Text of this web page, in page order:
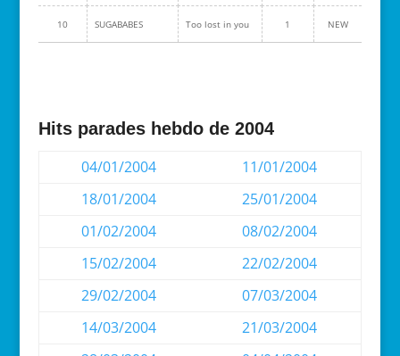
10 SUGABABES Too lost in you 1 NEW
Hits parades hebdo de 2004
04/01/2004
11/01/2004
18/01/2004
25/01/2004
01/02/2004
08/02/2004
15/02/2004
22/02/2004
29/02/2004
07/03/2004
14/03/2004
21/03/2004